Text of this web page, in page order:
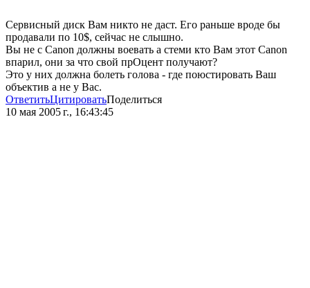
Сервисный диск Вам никто не даст. Его раньше вроде бы
продавали по 10$, сейчас не слышно.
Вы не с Canon должны воевать а стеми кто Вам этот Canon
впарил, они за что свой прОцент получают?
Это у них должна болеть голова - где поюстировать Ваш
объектив а не у Вас.
ОтветитьЦитироватьПоделиться
10 мая 2005 г., 16:43:45